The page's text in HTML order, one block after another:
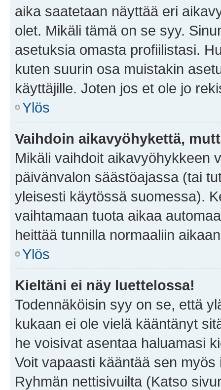
aika saatetaan näyttää eri
olet. Mikäli tämä on se syy.
asetuksia omasta profiilistasi.
kuten suurin osa muistakin
käyttäjille. Joten jos et ole jo
Ylös
Vaihdoin aikavyöhykettä,
Mikäli vaihdoit aikavyöhykkeen
päivänvalon säästöajassa (tai
yleisesti käytössä suomessa).
vaihtamaan tuota aikaa
heittää tunnilla normaaliin
Ylös
Kieltäni ei näy luettelossa!
Todennäköisin syy on se, että
kukaan ei ole vielä kääntänyt
he voisivat asentaa haluamasi
Voit vapaasti kääntää sen
Ryhmän nettisivuilta (Katso